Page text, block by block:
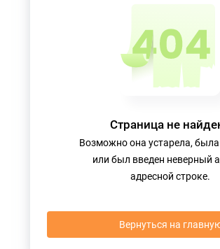
Страница не
Возможно она устарела, была
или был введен неверный
адресной строке.
Вернуться на